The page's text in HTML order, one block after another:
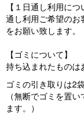
【１日通し利用につ
通し利用ご希望のお
をお願い致します。
【ゴミについて】
持ち込まれたものは
ゴミの引き取りは2
（無断でゴミを置
ます。）